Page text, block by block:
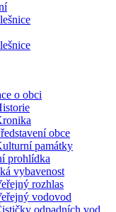
o obci
obce
památky
prohlídka
vybavenost
rozhlas
vodovod
odpadních vod